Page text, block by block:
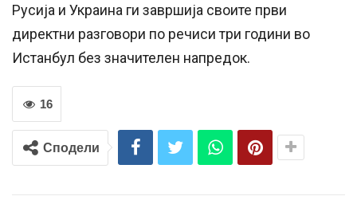
Русија и Украина ги завршија своите први
директни разговори по речиси три години во
Истанбул без значителен напредок.
16
Сподели